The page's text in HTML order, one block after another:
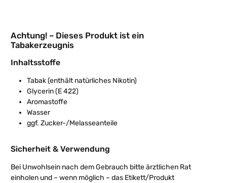
Achtung! – Dieses Produkt ist ein
Tabakerzeugnis
Inhaltsstoffe
Tabak (enthält natürliches Nikotin)
Glycerin (E 422)
Aromastoffe
Wasser
ggf. Zucker-/Melasseanteile
Sicherheit & Verwendung
Bei Unwohlsein nach dem Gebrauch bitte ärztlichen Rat
einholen und – wenn möglich – das Etikett/Produkt